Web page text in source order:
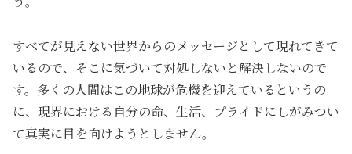
すべてが見えない世界からのメッセージとして現れてきて
いるので、そこに気づいて対処しないと解決しないので
す。多くの人間はこの地球が危機を迎えているというの
に、現界における自分の命、生活、プライドにしがみつい
て真実に目を向けようとしません。